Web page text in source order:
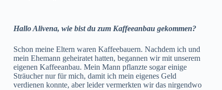
Hallo Alivena, wie bist du zum Kaffeeanbau gekommen?
Schon meine Eltern waren Kaffeebauern. Nachdem ich und
mein Ehemann geheiratet hatten, begannen wir mit unserem
eigenen Kaffeeanbau. Mein Mann pflanzte sogar einige
Sträucher nur für mich, damit ich mein eigenes Geld
verdienen konnte, aber leider vermerkten wir das nirgendwo